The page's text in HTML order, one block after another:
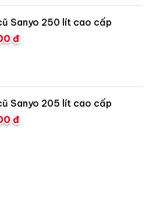
Sanyo 250 lít cao cấp
đ
Sanyo 205 lít cao cấp
đ